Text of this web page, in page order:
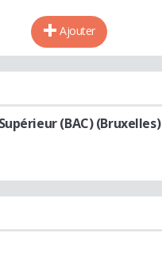
Ajouter
(BAC) (Bruxelles)